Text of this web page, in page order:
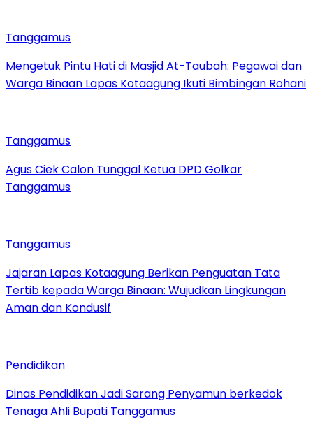
Tanggamus
Mengetuk Pintu Hati di Masjid At-Taubah: Pegawai dan
Warga Binaan Lapas Kotaagung Ikuti Bimbingan Rohani
Tanggamus
Agus Ciek Calon Tunggal Ketua DPD Golkar
Tanggamus
Tanggamus
Jajaran Lapas Kotaagung Berikan Penguatan Tata
Tertib kepada Warga Binaan: Wujudkan Lingkungan
Aman dan Kondusif
Pendidikan
Dinas Pendidikan Jadi Sarang Penyamun berkedok
Tenaga Ahli Bupati Tanggamus